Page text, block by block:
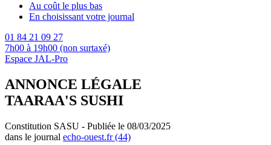
Au coût le plus bas
En choisissant votre journal
01 84 21 09 27
7h00 à 19h00 (non surtaxé)
Espace JAL-Pro
ANNONCE LÉGALE
TAARAA'S SUSHI
Constitution SASU - Publiée le 08/03/2025
dans le journal echo-ouest.fr (44)